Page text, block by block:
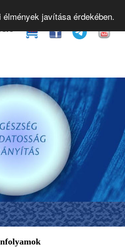
javítása érdekében.